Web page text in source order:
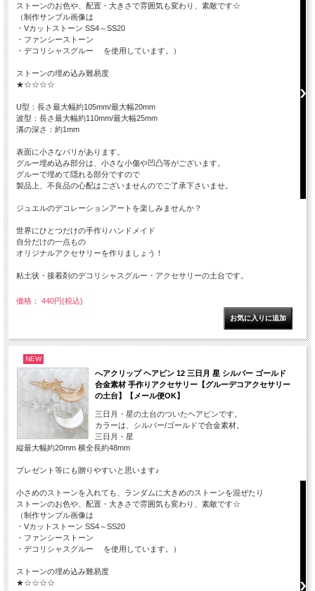
ストーンのお色や、配置・大きさで雰囲気も変わり、素敵です☆
（制作サンプル画像は
・Vカットストーン SS4～SS20
・ファンシーストーン
・デコリシャスグルー を使用しています。）
ストーンの埋め込み難易度
★☆☆☆☆
U型：長さ最大幅約105mm/最大幅20mm
波型：長さ最大幅約110mm/最大幅25mm
溝の深さ：約1mm
表面に小さなバリがあります。
グルー埋め込み部分は、小さな小傷や凹凸等がございます。
グルーで埋めて隠れる部分ですので
製品上、不良品の心配はございませんのでご了承下さいませ。
ジュエルのデコレーションアートを楽しみませんか？
世界にひとつだけの手作りハンドメイド
自分だけの一点もの
オリジナルアクセサリーを作りましょう！
粘土状・接着剤のデコリシャスグルー・アクセサリーの土台です。
価格： 440円(税込)
NEW
へアクリップ ヘアピン 12 三日月 星 シルバー ゴールド
合金素材 手作りアクセサリー【グルーデコアクセサリー
の土台】【メール便OK】
三日月・星の土台のついたヘアピンです。
カラーは、シルバー/ゴールドで合金素材。
三日月・星
縦最大幅約20mm 横全長約48mm
プレゼント等にも贈りやすいと思います♪
小さめのストーンを入れても、ランダムに大きめのストーンを混ぜたり
ストーンのお色や、配置・大きさで雰囲気も変わり、素敵です☆
（制作サンプル画像は
・Vカットストーン SS4～SS20
・ファンシーストーン
・デコリシャスグルー を使用しています。）
ストーンの埋め込み難易度
★☆☆☆☆